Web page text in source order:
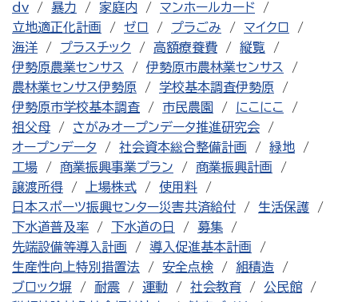
dv
暴力 家庭内
マンホールカード
立地適正化計画
ゼロ プラごみ
マイクロ
海洋
プラスチック 高額療養費
縦覧
伊勢原農業センサス
伊勢原市農林業センサス
農林業センサス伊勢原
学校基本調査伊勢原
伊勢原市学校基本調査
市民農園
にこにこ
祖父母
さがみオープンデータ推進研究会
オープンデータ
社会資本総合整備計画
緑地
工場
商業振興事業プラン
商業振興計画
譲渡所得
上場株式
使用料
日本スポーツ振興センター災害共済給付
生活保護
下水道普及率
下水道の日
募集
先端設備等導入計画
導入促進基本計画
生産性向上特別措置法
安全点検
組積造
ブロック塀
耐震 運動 社会教育
公民館